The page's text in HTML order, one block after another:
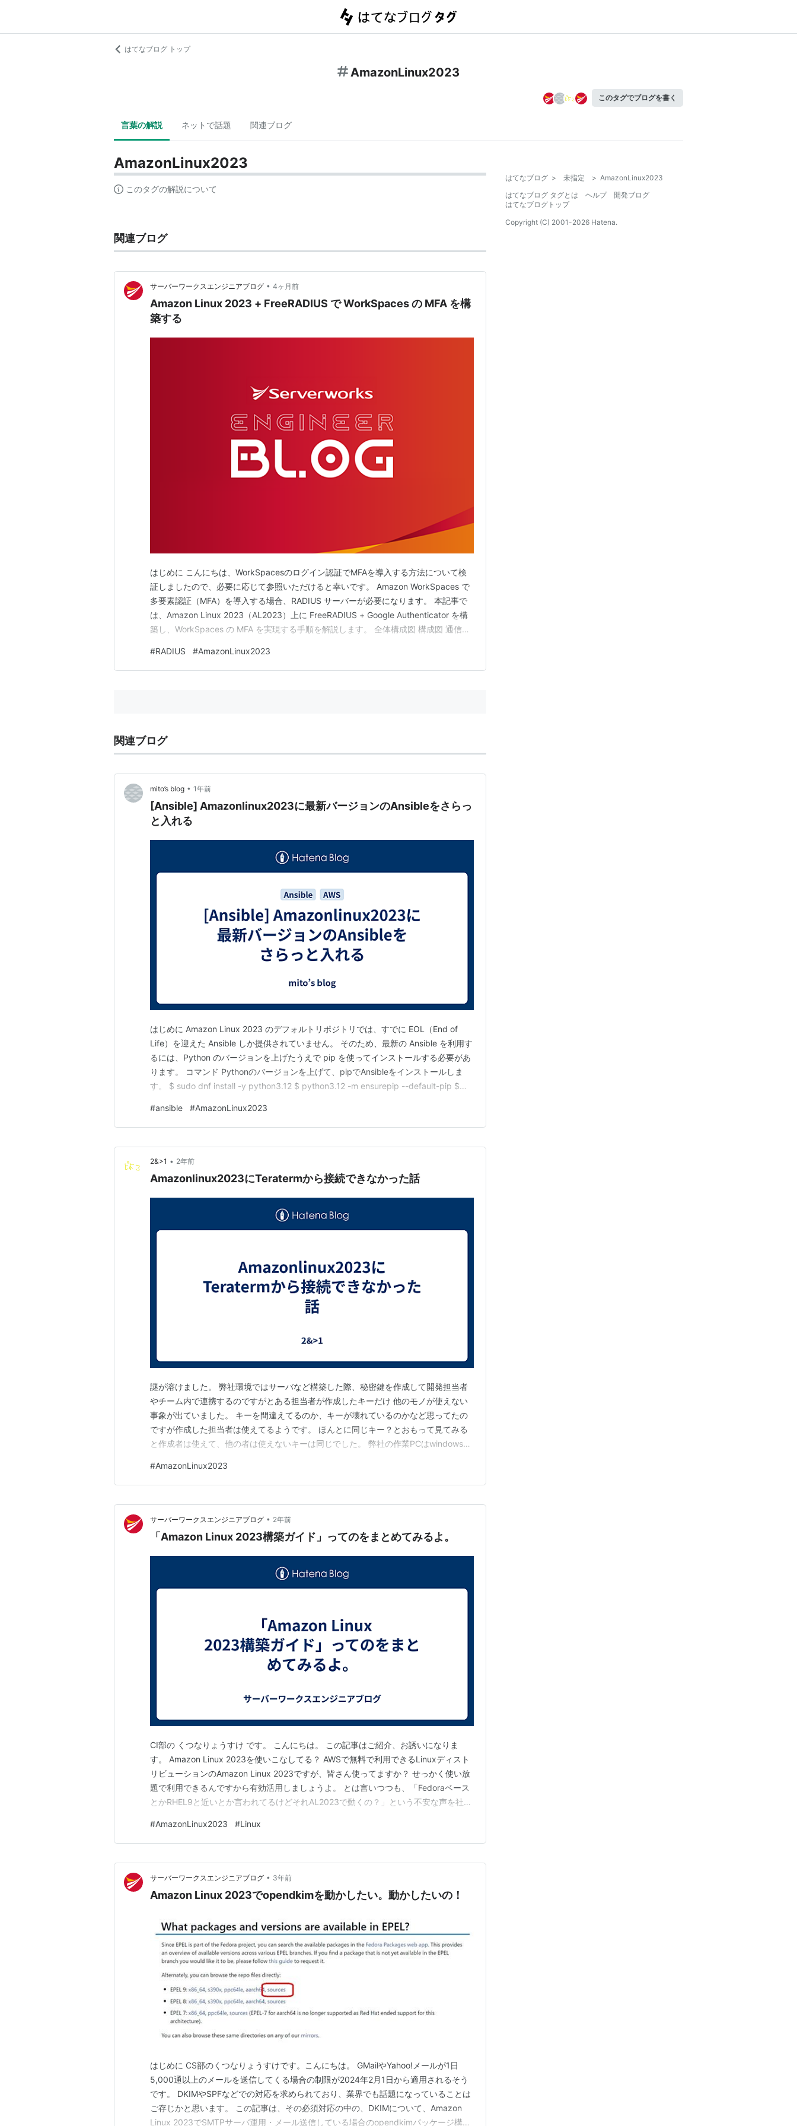
はてなブログ トップ
AmazonLinux2023
このタグでブログを書く
言葉の解説 ネットで話題 関連ブログ
AmazonLinux2023
このタグの解説について
関連ブログ
サーバーワークスエンジニアブログ • 4ヶ月前
Amazon Linux 2023 + FreeRADIUS で WorkSpaces の MFA を構
築する
はじめに こんにちは、WorkSpacesのログイン認証でMFAを導入する方法について検
証しましたので、必要に応じて参照いただけると幸いです。 Amazon WorkSpaces で
多要素認証（MFA）を導入する場合、RADIUS サーバーが必要になります。 本記事で
は、Amazon Linux 2023（AL2023）上に FreeRADIUS + Google Authenticator を構
築し、WorkSpaces の MFA を実現する手順を解説します。 全体構成図 構成図 通信フ
Manag…
#RADIUS #AmazonLinux2023
関連ブログ
mito’s blog • 1年前
[Ansible] Amazonlinux2023に最新バージョンのAnsibleをさらっ
と入れる
はじめに Amazon Linux 2023 のデフォルトリポジトリでは、すでに EOL（End of
Life）を迎えた Ansible しか提供されていません。 そのため、最新の Ansible を利用す
るには、Python のバージョンを上げたうえで pip を使ってインストールする必要があ
ります。 コマンド Pythonのバージョンを上げて、pipでAnsibleをインストールしま
す。 $ sudo dnf install -y python3.12 $ python3.12 -m ensurepip --default-pip $
#ansible #AmazonLinux2023
2&>1 • 2年前
Amazonlinux2023にTeratermから接続できなかった話
謎が溶けました。 弊社環境ではサーバなど構築した際、秘密鍵を作成して開発担当者
やチーム内で連携するのですがとある担当者が作成したキーだけ 他のモノが使えない
事象が出ていました。 キーを間違えてるのか、キーが壊れているのかなど思ってたの
ですが作成した担当者は使えてるようです。 ほんとに同じキー？とおもって見てみる
と作成者は使えて、他の者は使えないキーは同じでした。 弊社の作業PCはwindowsと
す。 作成したサーバはAmazonlinux2023です。 そうですね。 原因 Amazonlinux20…
#AmazonLinux2023
サーバーワークスエンジニアブログ • 2年前
「Amazon Linux 2023構築ガイド」ってのをまとめてみるよ。
CI部の くつなりょうすけ です。 こんにちは。 この記事はご紹介、お誘いになりま
す。 Amazon Linux 2023を使いこなしてる？ AWSで無料で利用できるLinuxディスト
リビューションのAmazon Linux 2023ですが、皆さん使ってますか？ せっかく使い放
題で利用できるんですから有効活用しましょうよ。 とは言いつつも、「Fedoraベース
とかRHEL9と近いとか言われてるけどそれAL2023で動くの？」という不安な声を社内
そこで「Amazon Linux 2023構築ガイド」 オンプレでもAW…
#AmazonLinux2023 #Linux
サーバーワークスエンジニアブログ • 3年前
Amazon Linux 2023でopendkimを動かしたい。動かしたいの！
はじめに CS部のくつなりょうすけです。こんにちは。 GMailやYahoo!メールが1日
5,000通以上のメールを送信してくる場合の制限が2024年2月1日から適用されるそう
です。 DKIMやSPFなどでの対応を求められており、業界でも話題になっていることは
ご存じかと思います。 この記事は、その必須対応の中の、DKIMについて、Amazon
Linux 2023でSMTPサーバ運用・メール送信している場合のopendkimパッケージ構築
はてなブログ > 未指定 > AmazonLinux2023
はてなブログ タグとは
ヘルプ
開発ブログ
はてなブログトップ
Copyright (C) 2001-2026 Hatena.